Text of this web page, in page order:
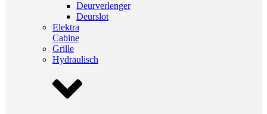
Deurverlenger
Deurslot
Elektra
Cabine
Grille
Hydraulisch